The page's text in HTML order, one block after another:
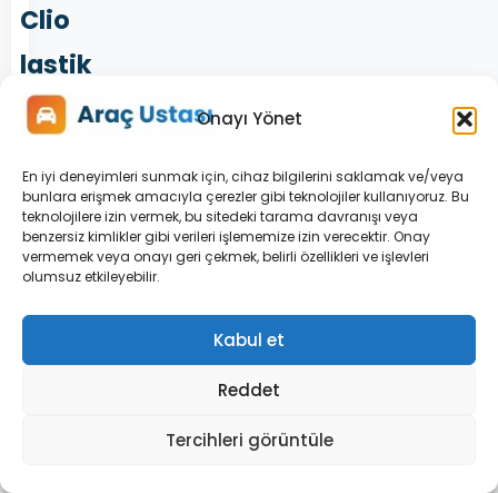
Onayı Yönet
En iyi deneyimleri sunmak için, cihaz bilgilerini saklamak ve/veya
bunlara erişmek amacıyla çerezler gibi teknolojiler kullanıyoruz. Bu
teknolojilere izin vermek, bu sitedeki tarama davranışı veya
benzersiz kimlikler gibi verileri işlememize izin verecektir. Onay
vermemek veya onayı geri çekmek, belirli özellikleri ve işlevleri
olumsuz etkileyebilir.
Kabul et
Reddet
Tercihleri görüntüle
Clio
lastik
basınç
lambası
neden
yanar?
Lastiklerden
birinin